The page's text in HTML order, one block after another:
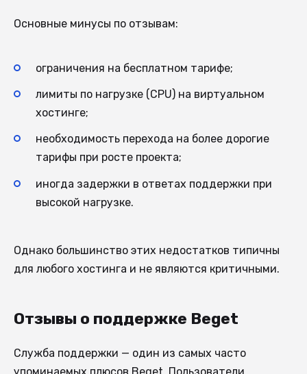
Основные минусы по отзывам:
ограничения на бесплатном тарифе;
лимиты по нагрузке (CPU) на виртуальном
хостинге;
необходимость перехода на более дорогие
тарифы при росте проекта;
иногда задержки в ответах поддержки при
высокой нагрузке.
Однако большинство этих недостатков типичны
для любого хостинга и не являются критичными.
Отзывы о поддержке Beget
Служба поддержки — один из самых часто